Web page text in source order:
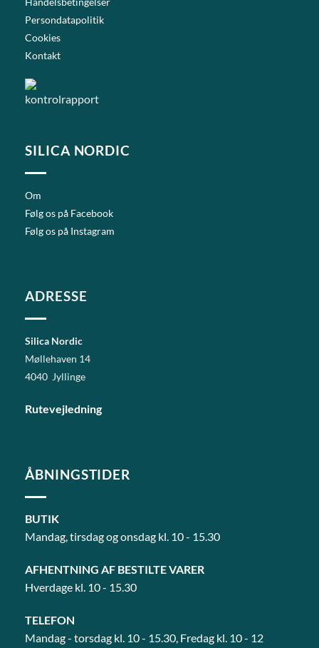
Persondatapolitik
Cookies
Kontakt
SILICA NORDIC
Om
Følg os på Facebook
Følg os på Instagram
ADRESSE
Silica Nordic
Møllehaven 14
4040 Jyllinge
Rutevejledning
ÅBNINGSTIDER
BUTIK
Mandag, tirsdag og onsdag kl. 10 - 15.30
AFHENTNING AF BESTILTE VARER
Hverdage kl. 10 - 15.30
TELEFON
Mandag - torsdag kl. 10 - 15.30, Fredag kl. 10 - 12